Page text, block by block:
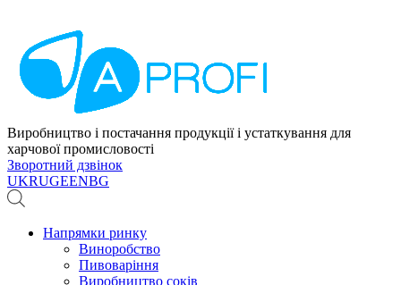
Виробництво і постачання продукції і устаткування для
харчової промисловості
Зворотний дзвінок
UKRUGEENBG
Напрямки ринку
Виноробство
Пивоваріння
Виробництво соків